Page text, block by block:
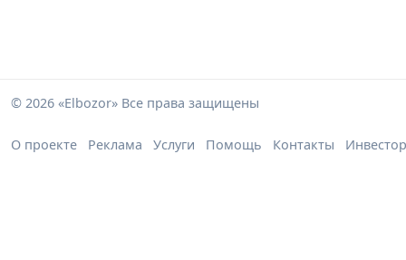
© 2026 «Elbozor» Все права защищены
О проекте Реклама Услуги Помощь Контакты